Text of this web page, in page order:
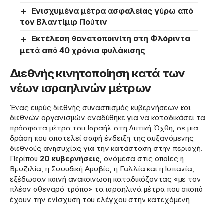
Ενισχυμένα μέτρα ασφαλείας γύρω από
τον Βλαντίμιρ Πούτιν
Εκτέλεση θανατοποινίτη στη Φλόριντα
μετά από 40 χρόνια φυλάκισης
Διεθνής κινητοποίηση κατά των
νέων ισραηλινών μέτρων
Ένας ευρύς διεθνής συνασπισμός κυβερνήσεων και
διεθνών οργανισμών αναδύθηκε για να καταδικάσει τα
πρόσφατα μέτρα του Ισραήλ στη Δυτική Όχθη, σε μια
δράση που αποτελεί σαφή ένδειξη της αυξανόμενης
διεθνούς ανησυχίας για την κατάσταση στην περιοχή.
Περίπου 20 κυβερνήσεις, ανάμεσα στις οποίες η
Βραζιλία, η Σαουδική Αραβία, η Γαλλία και η Ισπανία,
εξέδωσαν κοινή ανακοίνωση καταδικάζοντας «με τον
πλέον σθεναρό τρόπο» τα ισραηλινά μέτρα που σκοπό
έχουν την ενίσχυση του ελέγχου στην κατεχόμενη